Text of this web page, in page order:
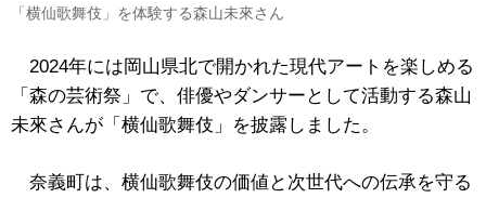
「横仙歌舞伎」を体験する森山未來さん
2024年には岡山県北で開かれた現代アートを楽しめる
「森の芸術祭」で、俳優やダンサーとして活動する森山
未來さんが「 横仙歌舞伎」を披露しました。
奈義町は、横仙歌舞伎の価値と次世代への伝承を守る